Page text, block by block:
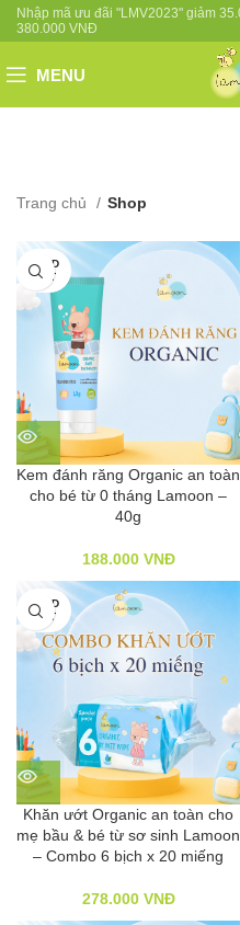
Nhập mã ưu đãi "LMV2023" giảm
380.000 VNĐ
MENU
Trang chủ Shop
SOLD
OUT
Kem đánh răng Organic an toàn
cho bé từ 0 tháng Lamoon –
40g
188.000 VNĐ
SOLD
OUT
Khăn ướt Organic an toàn cho
mẹ bầu & bé từ sơ sinh Lamoon
– Combo 6 bịch x 20 miếng
278.000 VNĐ